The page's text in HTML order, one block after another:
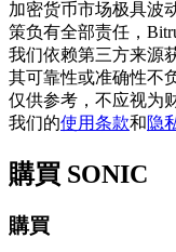
加密货币市场极具波
策负有全部责任，
我们依赖第三方来源
其可靠性或准确性不
仅供参考，不应视为
我们的使用条款和隐
購買 SONIC
購買